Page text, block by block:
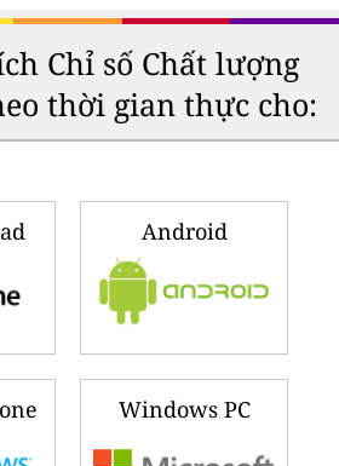
Chỉ số Chất lượng
thời gian thực cho:
Android
Windows PC